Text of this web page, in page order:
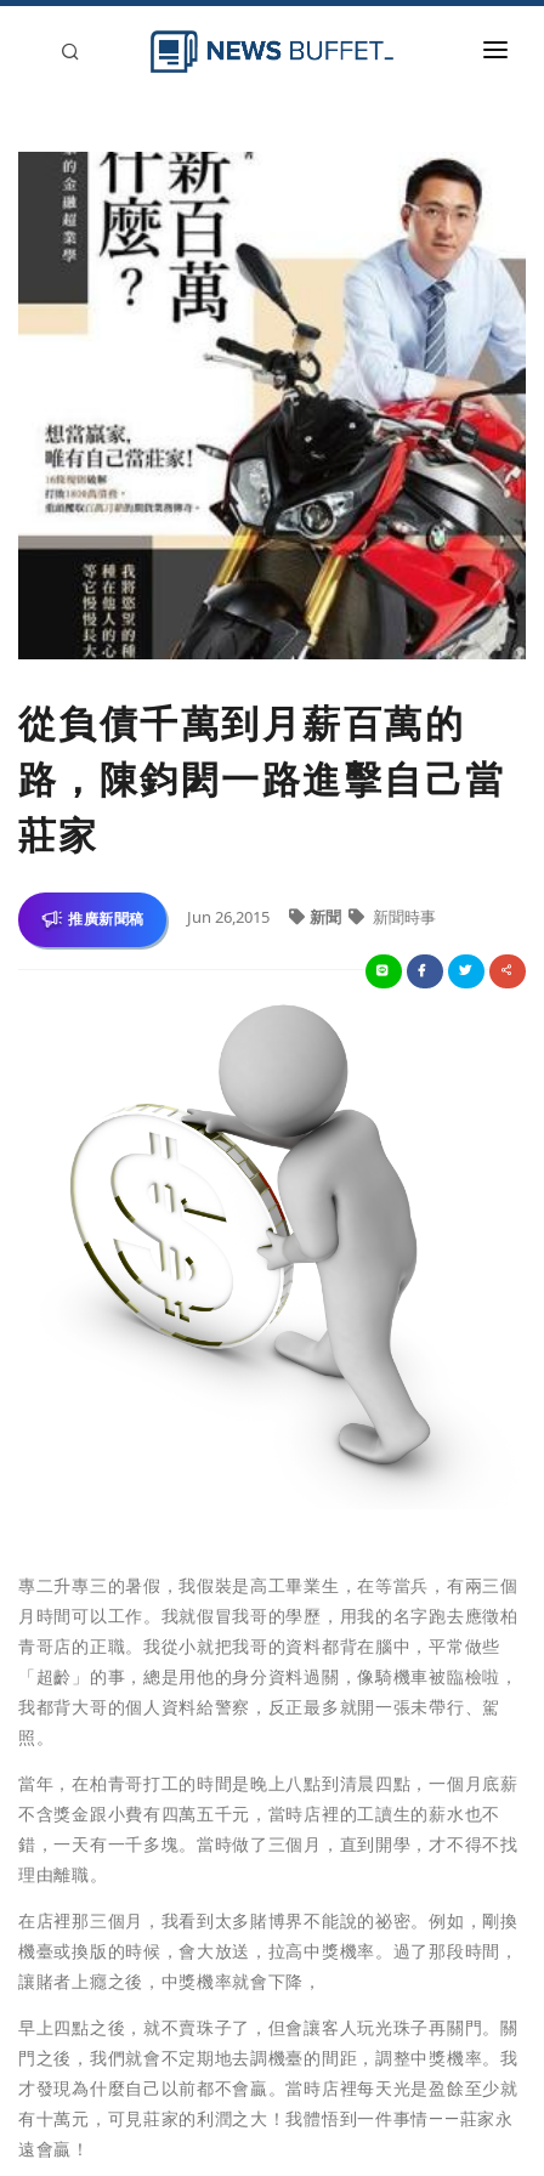
新聞稿分類
刊登
從負債千萬到月薪百萬的
路，陳鈞閎一路進擊自己當
莊家
推廣新聞稿 Jun 26,2015 新聞 新聞時事
專二升專三的暑假，我假裝是高工畢業生，在等當兵，有兩三個
月時間可以工作。我就假冒我哥的學歷，用我的名字跑去應徵柏
青哥店的正職。我從小就把我哥的資料都背在腦中，平常做些
「超齡」的事，總是用他的身分資料過關，像騎機車被臨檢啦，
我都背大哥的個人資料給警察，反正最多就開一張未帶行、駕
照。
當年，在柏青哥打工的時間是晚上八點到清晨四點，一個月底薪
不含獎金跟小費有四萬五千元，當時店裡的工讀生的薪水也不
錯，一天有一千多塊。當時做了三個月，直到開學，才不得不找
理由離職。
在店裡那三個月，我看到太多賭博界不能說的祕密。例如，剛換
機臺或換版的時候，會大放送，拉高中獎機率。過了那段時間，
讓賭者上癮之後，中獎機率就會下降，
早上四點之後，就不賣珠子了，但會讓客人玩光珠子再關門。關
門之後，我們就會不定期地去調機臺的間距，調整中獎機率。我
才發現為什麼自己以前都不會贏。當時店裡每天光是盈餘至少就
有十萬元，可見莊家的利潤之大！我體悟到一件事情——莊家永
遠會贏！